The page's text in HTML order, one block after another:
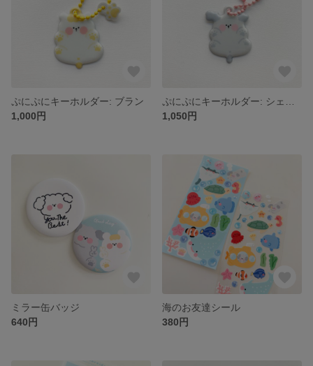
ぷにぷにキーホルダー: ブラン
1,000円
1,050円
ミラー缶バッジ
640円
海のお友達シール
380円